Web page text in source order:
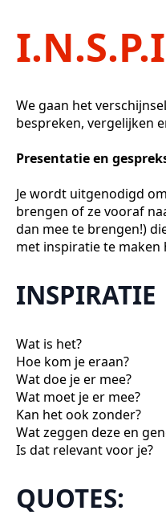
We gaan het verschijnsel
bespreken, vergelijken
Presentatie en
Je wordt uitgenodigd
brengen of ze vooraf
dan mee te brengen!)
met inspiratie te maken
INSPIRATIE
Wat is het?
Hoe kom je eraan?
Wat doe je er mee?
Wat moet je er mee?
Kan het ook zonder?
Wat zeggen deze en
Is dat relevant voor je?
QUOTES: